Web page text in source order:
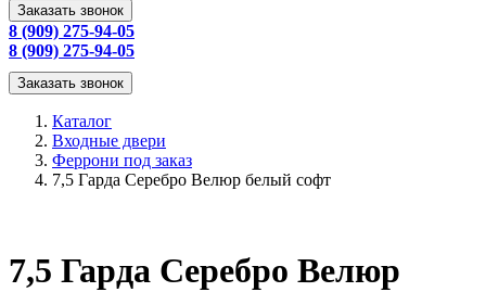
Заказать звонок
8 (909) 275-94-05
8 (909) 275-94-05
Заказать звонок
Каталог
Входные двери
Феррони под заказ
7,5 Гарда Серебро Велюр белый софт
7,5 Гарда Серебро Велюр